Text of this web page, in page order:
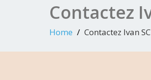
Contactez
Home Contactez Ivan